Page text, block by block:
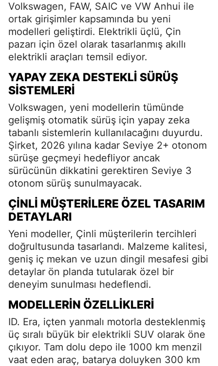
Volkswagen, FAW, SAIC ve VW Anhui ile
ortak girişimler kapsamında bu yeni
modelleri geliştirdi. Elektrikli üçlü, Çin
pazarı için özel olarak tasarlanmış akıllı
elektrikli araçları temsil ediyor.
YAPAY ZEKA DESTEKLI SÜRÜŞ
SISTEMLERI
Volkswagen, yeni modellerin tümünde
gelişmiş otomatik sürüş için yapay zeka
tabanlı sistemlerin kullanılacağını duyurdu.
Şirket, 2026 yılına kadar Seviye 2+ otonom
sürüşe geçmeyi hedefliyor ancak
sürücünün dikkatini gerektiren Seviye 3
otonom sürüş sunulmayacak.
ÇINLI MÜŞTERILERE ÖZEL TASARIM
DETAYLARI
Yeni modeller, Çinli müşterilerin tercihleri
doğrultusunda tasarlandı. Malzeme kalitesi,
geniş iç mekan ve uzun dingil mesafesi gibi
detaylar ön planda tutularak özel bir
deneyim sunulması hedeflendi.
MODELLERIN ÖZELLIKLERI
ID. Era, içten yanmalı motorla desteklenmiş
üç sıralı büyük bir elektrikli SUV olarak öne
çıkıyor. Tam dolu depo ile 1000 km menzil
vaat eden araç, batarya doluyken 300 km